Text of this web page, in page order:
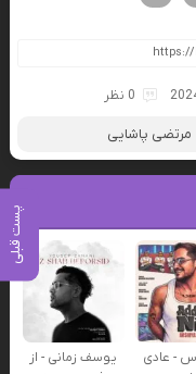
پست قبلی
0 نظر
مرتضی پاشایی
- عادی
یوسف زمانی - از